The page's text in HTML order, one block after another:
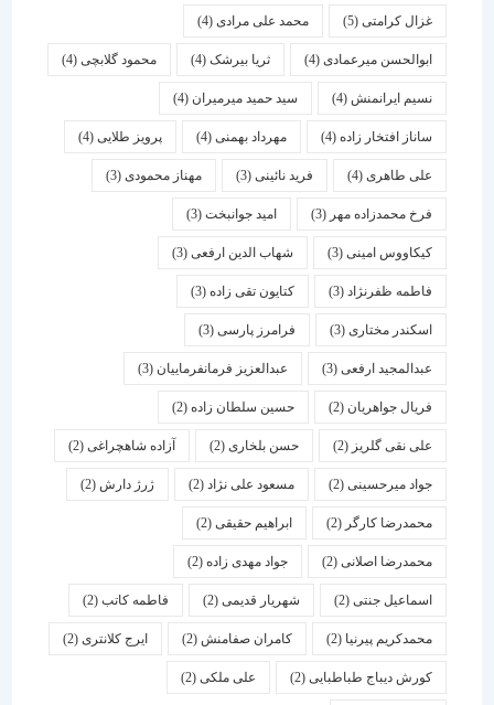
غزال کرامتی(5) محمد علی مرادی(4)
ابوالحسن میرعمادی(4) ثریا بیرشک(4) محمود گلابچی(4)
نسیم ایرانمنش(4) سید حمید میرمیران(4)
ساناز افتخار زاده(4) مهرداد بهمنی (4) پرویز طلایی(4)
علی طاهری(4) فرید نائینی(3) مهناز محمودی(3)
فرخ محمدزاده مهر(3) امید جوانبخت(3)
کیکاووس امینی(3) شهاب الدین ارفعی(3)
فاطمه ظفرنژاد(3) کتایون تقی زاده(3)
اسكندر مختاری (3) فرامرز پارسی(3)
عبدالمجید ارفعی(3) عبدالعزیز فرمانفرماییان(3)
فریال جواهریان(2) حسین سلطان زاده(2)
علی نقی گلریز(2) حسن بلخاری(2) آزاده شاهچراغی(2)
جواد میرحسینی(2) مسعود علی نژاد(2) ژرژ دارش (2)
محمدرضا کارگر(2) ابراهیم حقیقی(2)
محمدرضا اصلانی(2) جواد مهدی زاده(2)
اسماعیل جنتی(2) شهریار قدیمی(2) فاطمه کاتب(2)
محمدکریم پیرنیا (2) کامران صفامنش(2) ایرج کلانتری (2)
کورش دیباج طباطبایی(2) علی ملکی(2)